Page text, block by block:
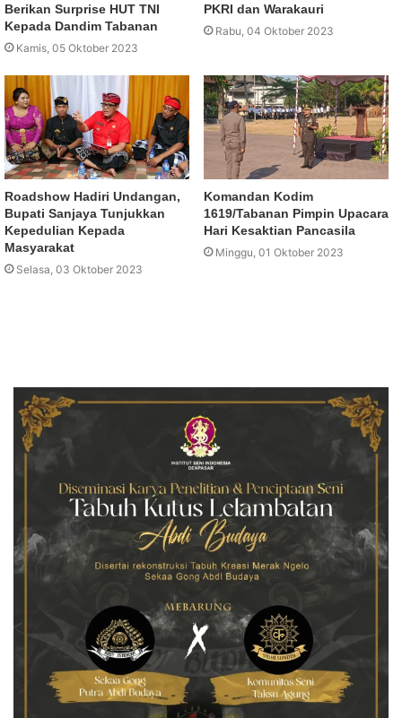
Berikan Surprise HUT TNI
Kepada Dandim Tabanan
Kamis, 05 Oktober 2023
PKRI dan Warakauri
Rabu, 04 Oktober 2023
Roadshow Hadiri Undangan,
Bupati Sanjaya Tunjukkan
Kepedulian Kepada
Masyarakat
Selasa, 03 Oktober 2023
Komandan Kodim
1619/Tabanan Pimpin Upacara
Hari Kesaktian Pancasila
Minggu, 01 Oktober 2023